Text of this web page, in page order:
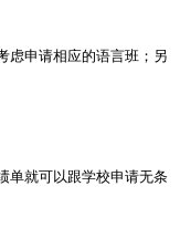
申请相应的语言班；另
就可以跟学校申请无条